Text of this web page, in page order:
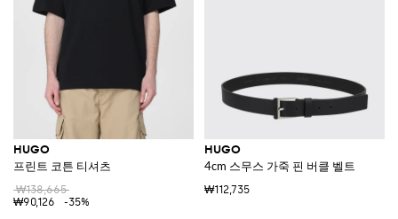
HUGO
프린트 코튼 티셔츠
₩138,665
₩90,126
-35%
HUGO
4cm 스무스 가죽 핀 버클 벨트
₩112,735